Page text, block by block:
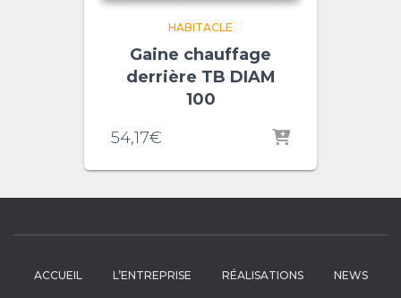
HABITACLE
Gaine chauffage
derrière TB DIAM
100
54,17€
ACCUEIL L’ENTREPRISE RÉALISATIONS NEWS